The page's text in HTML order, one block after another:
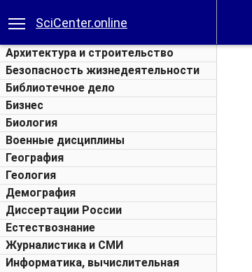
SciCenter.online
Архитектура и строительство
Безопасность жизнедеятельности
Библиотечное дело
Бизнес
Биология
Военные дисциплины
География
Геология
Демография
Диссертации России
Естествознание
Журналистика и СМИ
Информатика, вычислительная